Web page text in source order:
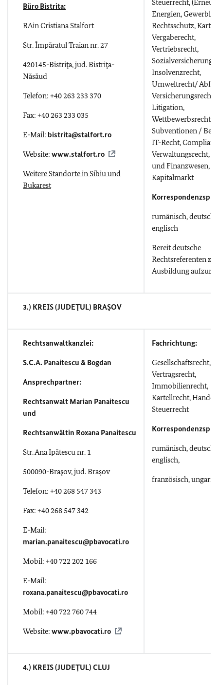
Büro Bistrita:
RAin Cristiana Stalfort
Str. Împăratul Traian nr. 27
420145-Bistriţa, jud. Bistriţa-
Năsăud
Telefon: +40 263 233 370
Fax: +40 263 233 035
E-Mail: bistrita@stalfort.ro
Website: www.stalfort.ro
Weitere Standorte in Sibiu und
Bukarest
Steuerrecht,
Energien,
Rechtsschutz,
Vergaberecht,
Vertriebsrecht,
Sozialversicherung,
Insolvenzrecht,
Umweltrecht/
Versicherungsrecht,
Litigation,
Wettbewerbsrecht,
Subventionen /
IT-Recht,
Verwaltungsrecht,
und Finanzwesen,
Kapitalmarkt
rumänisch, deutsch,
englisch
Bereit deutsche
Rechtsreferenten zur
Ausbildung
3.) KREIS (JUDEŢUL) BRAŞOV
Rechtsanwaltkanzlei:
S.C.A. Panaitescu & Bogdan
Ansprechpartner:
Rechtsanwalt Marian Panaitescu
und
Rechtsanwältin Roxana Panaitescu
Str. Ana Ipătescu nr. 1
500090-Braşov, jud. Brașov
Telefon: +40 268 547 343
Fax: +40 268 547 342
E-Mail:
marian.panaitescu@pbavocati.ro
Mobil: +40 722 202 166
E-Mail:
roxana.panaitescu@pbavocati.ro
Mobil: +40 722 760 744
Website: www.pbavocati.ro
Fachrichtung:
Gesellschaftsrecht,
Vertragsrecht,
Immobilienrecht,
Kartellrecht,
Steuerrecht
rumänisch, deutsch,
englisch,
französisch,
4.) KREIS (JUDEŢUL) CLUJ